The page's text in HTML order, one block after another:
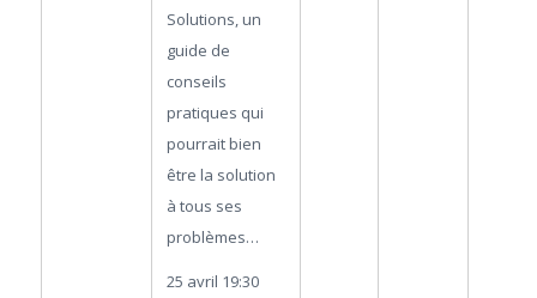
Solutions, un
guide de
conseils
pratiques qui
pourrait bien
être la solution
à tous ses
problèmes…
25 avril 19:30